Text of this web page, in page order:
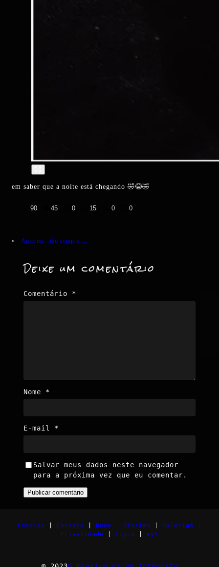
em saber que a noite está chegando 🤣😂🤣
90 45 0 15 0 0
« Anterior: não sempre …
Deixe um comentário
Comentário *
Nome *
E-mail *
Salvar meus dados neste navegador
para a próxima vez que eu comentar.
Ensaios Contato Home | Stories
Galerias |
Privacidade
Login myI